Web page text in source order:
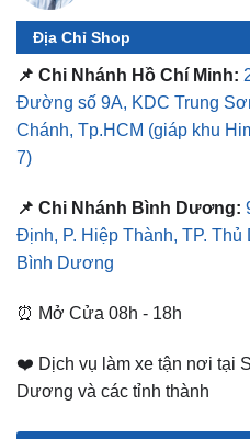
Địa Chỉ Shop
📌 Chi Nhánh Hồ Chí Minh:
Đường số 9A, KDC Trung
Chánh, Tp.HCM (giáp khu
7)
📌 Chi Nhánh Bình Dương:
Định, P. Hiệp Thành, TP. Thủ
Bình Dương
⏰ Mở Cửa 08h - 18h
❤️ Dịch vụ làm xe tận nơi tại
Dương và các tỉnh thành